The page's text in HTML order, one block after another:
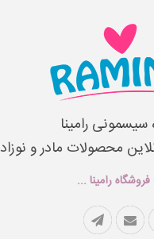
سیسمونی رامینا
محصولات مادر و نوزاد
رامینا ...